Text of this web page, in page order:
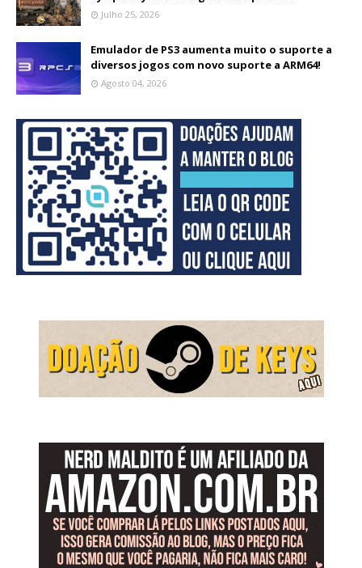
Julho 25, 2026
Emulador de PS3 aumenta muito o suporte a
diversos jogos com novo suporte a ARM64!
Agosto 04, 2026